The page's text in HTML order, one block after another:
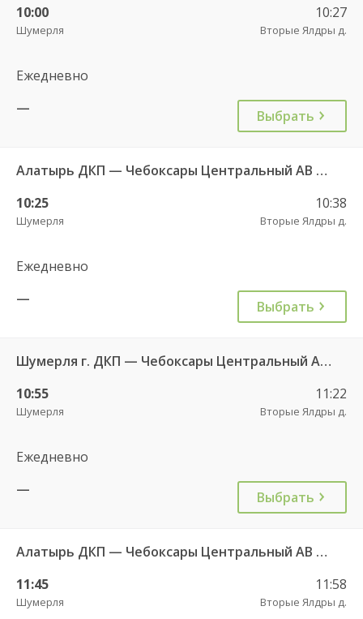
10:00
Шумерля
10:27
Вторые Ялдры д.
Ежедневно
—
Выбрать
Алатырь ДКП — Чебоксары Центральный АВ 535
10:25
Шумерля
10:38
Вторые Ялдры д.
Ежедневно
—
Выбрать
Шумерля г. ДКП — Чебоксары Центральный АВ 532
10:55
Шумерля
11:22
Вторые Ялдры д.
Ежедневно
—
Выбрать
Алатырь ДКП — Чебоксары Центральный АВ 535
11:45
Шумерля
11:58
Вторые Ялдры д.